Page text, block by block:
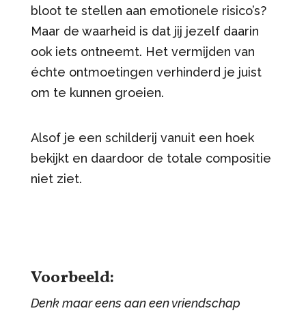
bloot te stellen aan emotionele risico’s?
Maar de waarheid is dat jij jezelf daarin
ook iets ontneemt. Het vermijden van
échte ontmoetingen verhinderd je juist
om te kunnen groeien.
Alsof je een schilderij vanuit een hoek
bekijkt en daardoor de totale compositie
niet ziet.
Voorbeeld:
Denk maar eens aan een vriendschap